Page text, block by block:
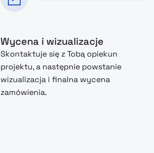
Wycena i wizualizacje
Skontaktuje się z Tobą opiekun
projektu, a następnie powstanie
wizualizacja i finalna wycena
zamówienia.